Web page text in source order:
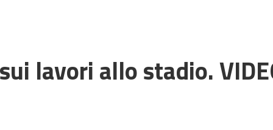
lavori allo stadio.